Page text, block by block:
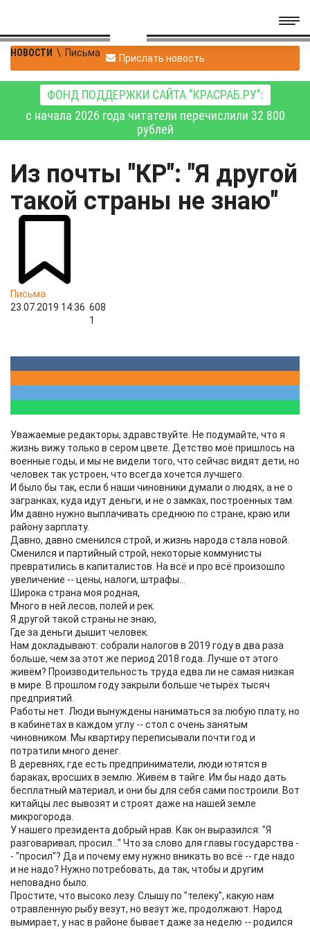
НОВОСТИ \ Письма Прислать новость
ФОНД ПОДДЕРЖКИ САЙТА "КРАСРАБ.РУ":
с начала 2026 года читатели перечислили 32 800
рублей
Из почты "КР": "Я другой
такой страны не знаю"
Письма
23.07.2019 14:36 608
1
Уважаемые редакторы, здравствуйте. Не подумайте, что я
жизнь вижу только в сером цвете. Детство моё пришлось на
военные годы, и мы не видели того, что сейчас видят дети, но
человек так устроен, что всегда хочется лучшего.
И было бы так, если б наши чиновники думали о людях, а не о
загранках, куда идут деньги, и не о замках, построенных там.
Им давно нужно выплачивать среднюю по стране, краю или
району зарплату.
Давно, давно сменился строй, и жизнь народа стала новой.
Сменился и партийный строй, некоторые коммунисты
превратились в капиталистов. На всё и про всё произошло
увеличение -- цены, налоги, штрафы...
Широка страна моя родная,
Много в ней лесов, полей и рек.
Я другой такой страны не знаю,
Где за деньги дышит человек.
Нам докладывают: собрали налогов в 2019 году в два раза
больше, чем за этот же период 2018 года. Лучше от этого
живём? Производительность труда едва ли не самая низкая
в мире. В прошлом году закрыли больше четырёх тысяч
предприятий.
Работы нет. Люди вынуждены наниматься за любую плату, но
в кабинетах в каждом углу -- стол с очень занятым
чиновником. Мы квартиру переписывали почти год и
потратили много денег.
В деревнях, где есть предприниматели, люди ютятся в
бараках, вросших в землю. Живём в тайге. Им бы надо дать
бесплатный материал, и они бы для себя сами построили. Вот
китайцы лес вывозят и строят даже на нашей земле
микрогорода.
У нашего президента добрый нрав. Как он выразился: "Я
разговаривал, просил..." Что за слово для главы государства -
- "просил"? Да и почему ему нужно вникать во всё -- где надо
и не надо? Нужно потребовать, да так, чтобы и другим
неповадно было.
Простите, что высоко лезу. Слышу по "телеку", какую нам
отравленную рыбу везут, но везут же, продолжают. Народ
вымирает, у нас в районе бывает даже за неделю -- родился